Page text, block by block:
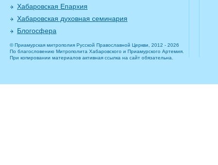
Хабаровская Епархия
Хабаровская духовная семинария
Блогосфера
© Приамурская митрополия Русской Православной Церкви, 2012 - 2026
По благословению Митрополита Хабаровского и Приамурского Артемия.
При копировании материалов активная ссылка на сайт обязательна.